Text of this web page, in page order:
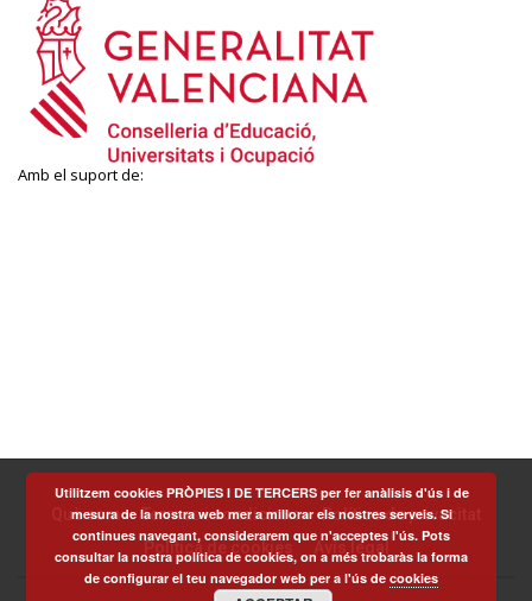
Amb el suport de:
Què som Termes i condicions
Política de privacitat
Política de cookies
Avís legal
Utilitzem cookies PRÒPIES I DE TERCERS per fer anàlisis d'ús i de
mesura de la nostra web mer a millorar els nostres serveis. Si
continues navegant, considerarem que n'acceptes l'ús. Pots
consultar la nostra política de cookies, on a més trobaràs la forma
de configurar el teu navegador web per a l'ús decookies